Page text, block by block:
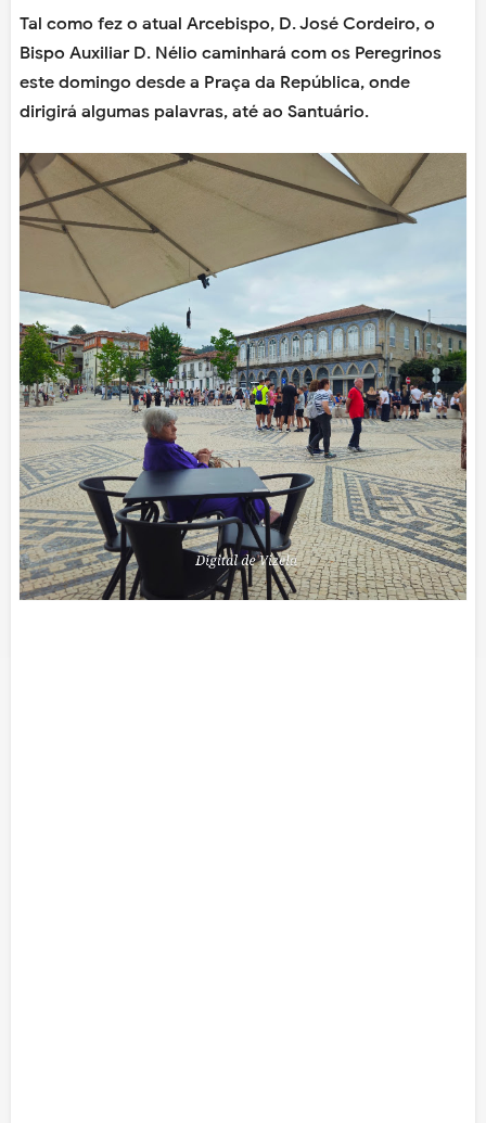
Tal como fez o atual Arcebispo, D. José Cordeiro, o
Bispo Auxiliar D. Nélio caminhará com os Peregrinos
este domingo desde a Praça da República, onde
dirigirá algumas palavras, até ao Santuário.